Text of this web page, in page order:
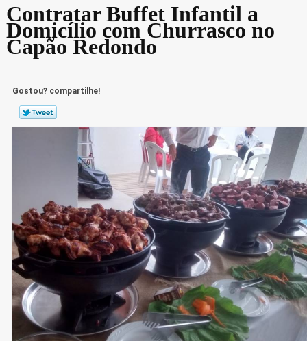
Contratar Buffet Infantil a
Domicílio com Churrasco no
Capão Redondo
Gostou? compartilhe!